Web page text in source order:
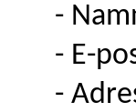
-
- E-
-